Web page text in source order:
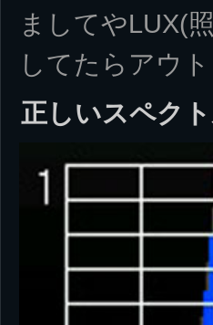
ましてやLUX(
してたらアウ
正しいスペク